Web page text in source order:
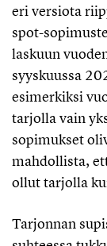
eri versiota
spot-
laskuun
syyskuussa
esimerkiksi
tarjolla vain
sopimukset
mahdollista,
ollut tarjolla
Tarjonnan